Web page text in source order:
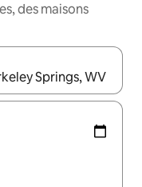
des maisons
les flèches vers le